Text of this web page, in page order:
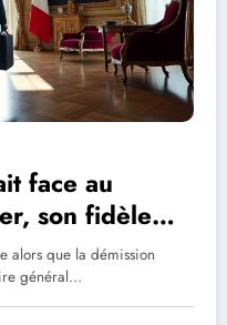
face au
son fidèle
alors que la démission
général…